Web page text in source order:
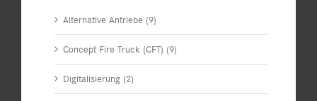
Alternative Antriebe (9)
Concept Fire Truck (CFT) (9)
Digitalisierung (2)